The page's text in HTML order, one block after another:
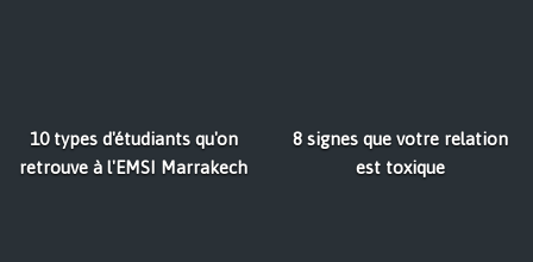
10 types d'étudiants qu'on
retrouve à l'EMSI Marrakech
8 signes que votre relation
est toxique